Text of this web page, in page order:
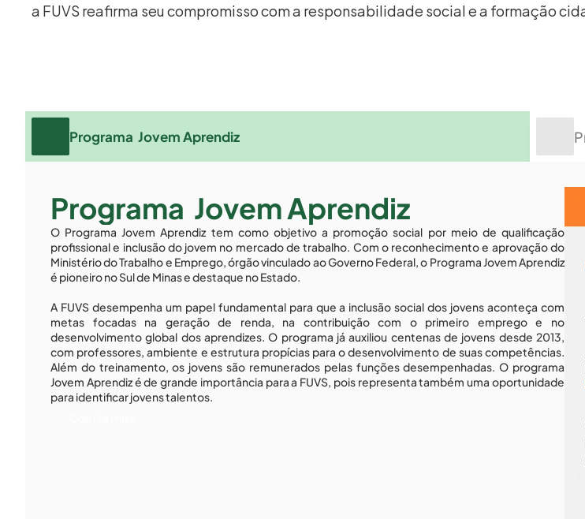
a FUVS reafirma seu compromisso com a responsabilidade social e a formação
Programa  Jovem Aprendiz
Programa  Jovem Aprendiz
O Programa Jovem Aprendiz tem como objetivo a promoção social por meio de qualificação
profissional e inclusão do jovem no mercado de trabalho. Com o reconhecimento e aprovação do
Ministério do Trabalho e Emprego, órgão vinculado ao Governo Federal, o Programa Jovem Aprendiz
é pioneiro no Sul de Minas e destaque no Estado.
A FUVS desempenha um papel fundamental para que a inclusão social dos jovens aconteça com
metas focadas na geração de renda, na contribuição com o primeiro emprego e no
desenvolvimento global dos aprendizes. O programa já auxiliou centenas de jovens desde 2013,
com professores, ambiente e estrutura propícias para o desenvolvimento de suas competências.
Além do treinamento, os jovens são remunerados pelas funções desempenhadas. O programa
Jovem Aprendiz é de grande importância para a FUVS, pois representa também uma oportunidade
para identificar jovens talentos.